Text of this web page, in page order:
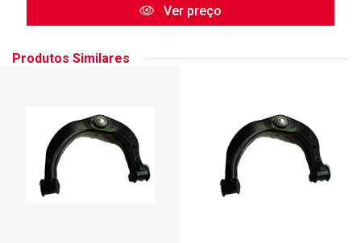
Ver preço
Produtos Similares